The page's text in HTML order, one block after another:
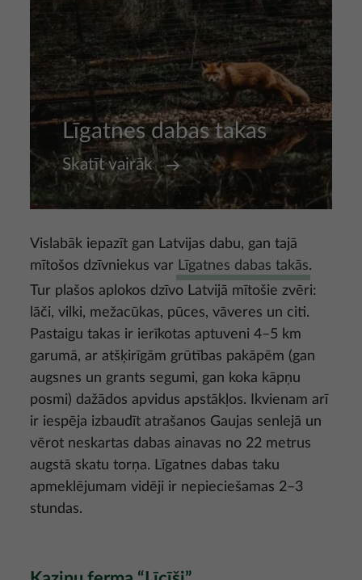
Līgatnes dabas takas
Skatīt vairāk
Vislabāk iepazīt gan Latvijas dabu, gan tajā
mītošos dzīvniekus var Līgatnes dabas takās.
Tur plašos aplokos dzīvo Latvijā mītošie zvēri:
lāči, vilki, mežacūkas, pūces, vāveres un citi.
Pastaigu takas ir ierīkotas aptuveni 4–5 km
garumā, ar atšķirīgām grūtības pakāpēm (gan
augsnes un grants segumi, gan koka kāpņu
posmi) dažādos apvidus apstākļos. Ikvienam arī
ir iespēja izbaudīt atrašanos Gaujas senlejā un
vērot neskartas dabas ainavas no 22 metrus
augstā skatu torņa. Līgatnes dabas taku
apmeklējumam vidēji ir nepieciešamas 2–3
stundas.